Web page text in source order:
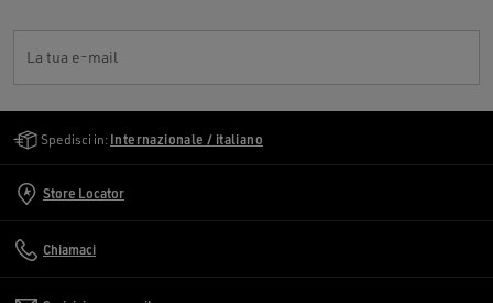
La tua e-mail
Spedisci in: Internazionale / italiano
Store Locator
Chiamaci